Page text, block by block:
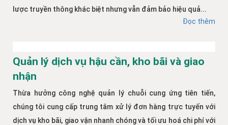
lược truyền thông khác biệt nhưng vẫn đảm bảo hiệu quả...
Đọc thêm
Quản lý dịch vụ hậu cần, kho bãi và giao
nhận
Thừa hưởng công nghệ quản lý chuỗi cung ứng tiên tiến,
chúng tôi cung cấp trung tâm xử lý đơn hàng trực tuyến với
dịch vụ kho bãi, giao vận nhanh chóng và tối ưu hoá chi phí với